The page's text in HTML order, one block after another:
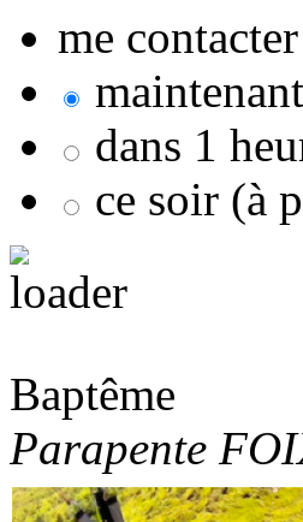
me
maintenant
dans 1
ce soir (à
Baptême
Parapente